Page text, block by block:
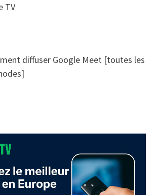
TV
diffuser Google Meet [toutes les